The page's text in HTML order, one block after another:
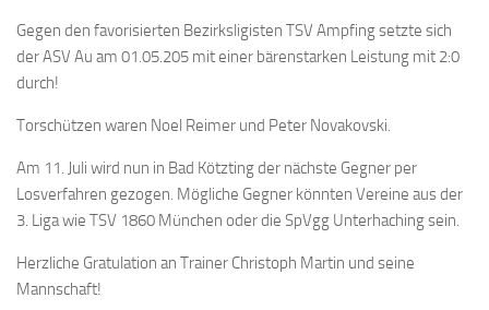
Gegen den favorisierten Bezirksligisten TSV Ampfing setzte sich
der ASV Au am 01.05.205 mit einer bärenstarken Leistung mit 2:0
durch!
Torschützen waren Noel Reimer und Peter Novakovski.
Am 11. Juli wird nun in Bad Kötzting der nächste Gegner per
Losverfahren gezogen. Mögliche Gegner könnten Vereine aus der
3. Liga wie TSV 1860 München oder die SpVgg Unterhaching sein.
Herzliche Gratulation an Trainer Christoph Martin und seine
Mannschaft!